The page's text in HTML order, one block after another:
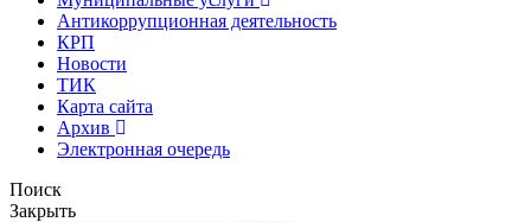
Антикоррупционная деятельность
КРП
Новости
ТИК
Карта сайта
Архив
Электронная очередь
Поиск
Закрыть